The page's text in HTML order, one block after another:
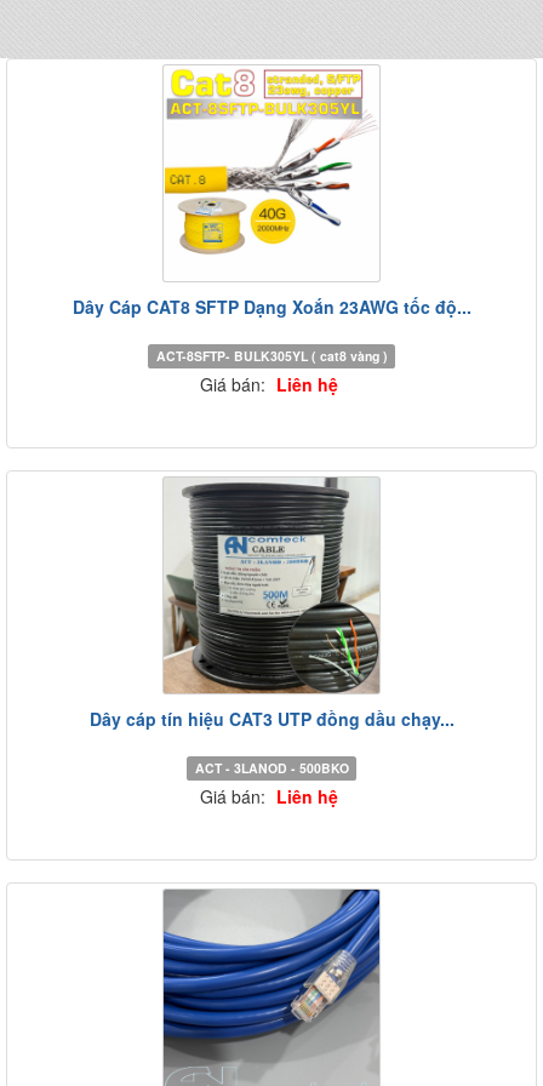
Dây Cáp CAT8 SFTP Dạng Xoắn 23AWG tốc độ...
ACT-8SFTP- BULK305YL ( cat8 vàng )
Giá bán: Liên hệ
Dây cáp tín hiệu CAT3 UTP đồng dầu chạy...
ACT - 3LANOD - 500BKO
Giá bán: Liên hệ